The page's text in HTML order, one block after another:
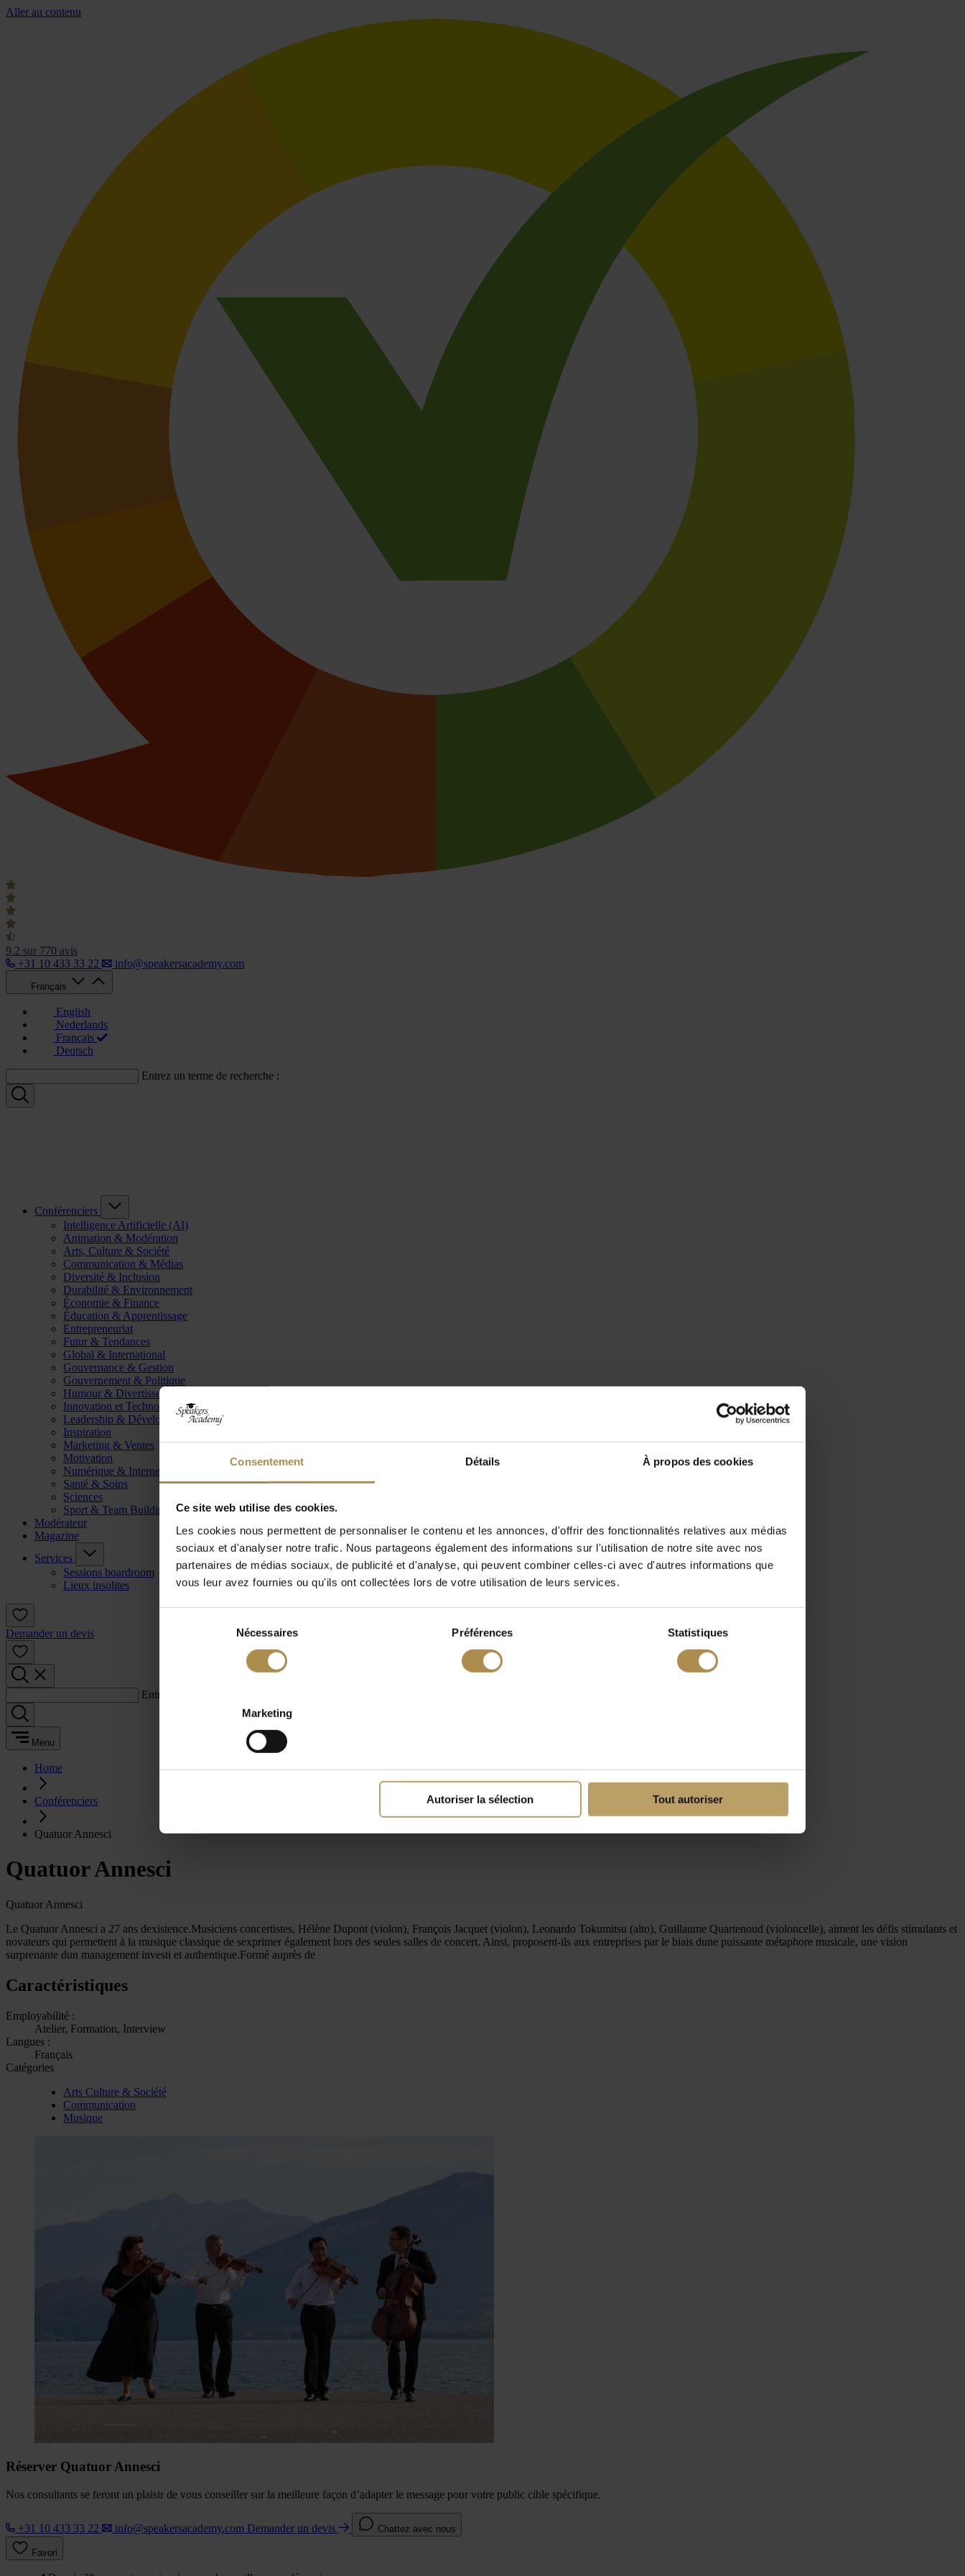
Consentement Détails À propos des cookies
Ce site web utilise des cookies.
Les cookies nous permettent de personnaliser le contenu et les annonces, d'offrir des fonctionnalités relatives aux médias
sociaux et d'analyser notre trafic. Nous partageons également des informations sur l'utilisation de notre site avec nos
partenaires de médias sociaux, de publicité et d'analyse, qui peuvent combiner celles-ci avec d'autres informations que
vous leur avez fournies ou qu'ils ont collectées lors de votre utilisation de leurs services.
Nécessaires Préférences Statistiques
Marketing
Autoriser la sélection Tout autoriser
Aller au contenu
9.2 sur 770 avis
+31 10 433 33 22
info@speakersacademy.com
Français
English
Nederlands
Français
Deutsch
Entrez un terme de recherche :
Conférenciers
Intelligence Artificielle (AI)
Animation & Modération
Arts, Culture & Société
Communication & Médias
Diversité & Inclusion
Durabilité & Environnement
Économie & Finance
Éducation & Apprentissage
Entrepreneuriat
Futur & Tendances
Global & International
Gouvernance & Gestion
Gouvernement & Politique
Humour & Divertissement
Innovation et Technologie
Leadership & Développement
Inspiration
Marketing & Ventes
Motivation
Numérique & Internet
Santé & Soins
Sciences
Sport & Team Building
Modérateur
Magazine
Services
Sessions boardroom
Lieux insolites
Demander un devis
Entrez un terme de recherche :
Menu
Home
Conférenciers
Quatuor Annesci
Quatuor Annesci
Quatuor Annesci
Le Quatuor Annesci a 27 ans dexistence.Musiciens concertistes, Hélène Dupont (violon), François Jacquet (violon), Leonardo Tokumitsu (alto), Guillaume Quartenoud (violoncelle), aiment les défis stimulants et
novateurs qui permettent à la musique classique de sexprimer également hors des seules salles de concert. Ainsi, proposent-ils aux entreprises par le biais dune puissante métaphore musicale, une vision
surprenante dun management investi et authentique.Formé auprès de
Caractéristiques
Employabilité :
Atelier, Formation, Interview
Langues :
Français
Catégories
Arts Culture & Société
Communication
Musique
Réserver Quatuor Annesci
Nos consultants se feront un plaisir de vous conseiller sur la meilleure façon d’adapter le message pour votre public cible spécifique.
+31 10 433 33 22 info@speakersacademy.com Demander un devis Chattez avec nous
Favori